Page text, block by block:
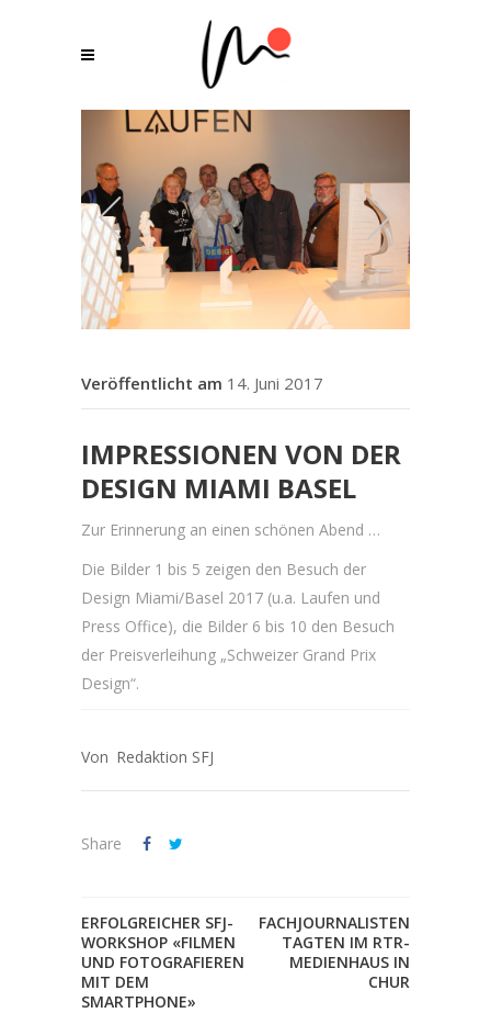
14. Juni 2017
IMPRESSIONEN VON DER
DESIGN MIAMI BASEL
Zur Erinnerung an einen schönen Abend …
Die Bilder 1 bis 5 zeigen den Besuch der
Design Miami/Basel 2017 (u.a. Laufen und
Press Office), die Bilder 6 bis 10 den Besuch
der Preisverleihung „Schweizer Grand Prix
Design“.
Redaktion SFJ
Share
ERFOLGREICHER SFJ-
WORKSHOP «FILMEN
UND FOTOGRAFIEREN
MIT DEM
SMARTPHONE»
FACHJOURNALISTEN
TAGTEN IM RTR-
MEDIENHAUS IN
CHUR